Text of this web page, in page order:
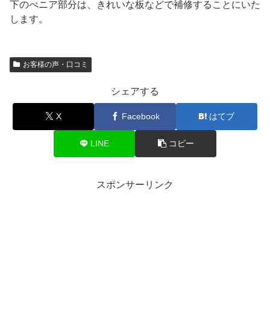
下のべニア部分は、きれいな板などで補修することにいた
します。
お客様の声・口コミ
シェアする
X Facebook はてブ
LINE コピー
スポンサーリンク